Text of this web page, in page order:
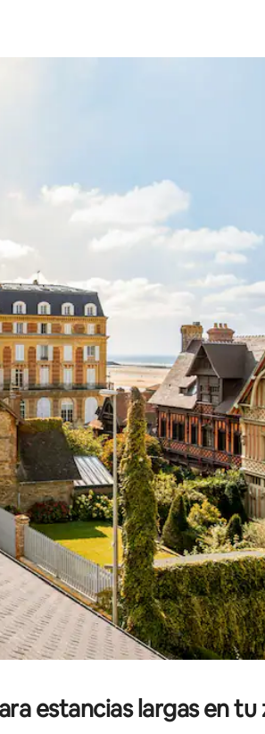
de las flechas hacia arriba y hacia abajo,
estancias largas en tu